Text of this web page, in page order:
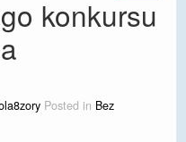
konkursu
Posted in Bez